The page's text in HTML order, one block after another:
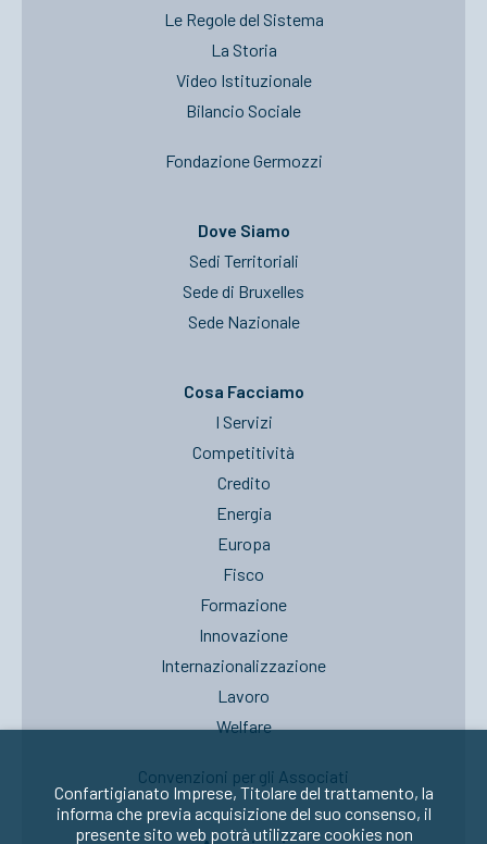
Le Regole del Sistema
La Storia
Video Istituzionale
Bilancio Sociale
Fondazione Germozzi
Dove Siamo
Sedi Territoriali
Sede di Bruxelles
Sede Nazionale
Cosa Facciamo
I Servizi
Competitività
Credito
Energia
Europa
Fisco
Formazione
Innovazione
Internazionalizzazione
Lavoro
Welfare
Convenzioni per gli Associati
Confartigianato Imprese, Titolare del trattamento, la
informa che previa acquisizione del suo consenso, il
presente sito web potrà utilizzare cookies non